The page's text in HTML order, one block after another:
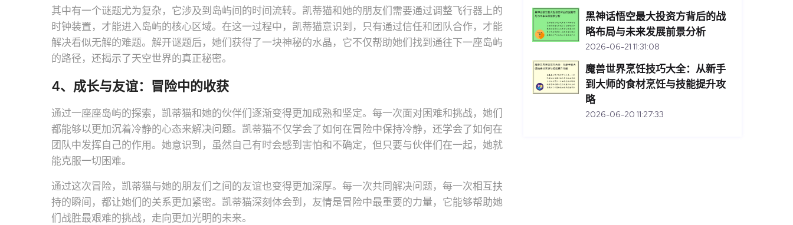
其中有一个谜题尤为复杂，它涉及到岛屿间的时间流转。凯蒂猫和她的朋友们需要通过调整飞行器上的
时钟装置，才能进入岛屿的核心区域。在这一过程中，凯蒂猫意识到，只有通过信任和团队合作，才能
解决看似无解的难题。解开谜题后，她们获得了一块神秘的水晶，它不仅帮助她们找到通往下一座岛屿
的路径，还揭示了天空世界的真正秘密。
4、成长与友谊：冒险中的收获
通过一座座岛屿的探索，凯蒂猫和她的伙伴们逐渐变得更加成熟和坚定。每一次面对困难和挑战，她们
都能够以更加沉着冷静的心态来解决问题。凯蒂猫不仅学会了如何在冒险中保持冷静，还学会了如何在
团队中发挥自己的作用。她意识到，虽然自己有时会感到害怕和不确定，但只要与伙伴们在一起，她就
能克服一切困难。
通过这次冒险，凯蒂猫与她的朋友们之间的友谊也变得更加深厚。每一次共同解决问题，每一次相互扶
持的瞬间，都让她们的关系更加紧密。凯蒂猫深刻体会到，友情是冒险中最重要的力量，它能够帮助她
们战胜最艰难的挑战，走向更加光明的未来。
黑神话悟空最大投资方背后的战
略布局与未来发展前景分析
2026-06-21 11:31:08
魔兽世界烹饪技巧大全：从新手
到大师的食材烹饪与技能提升攻
略
2026-06-20 11:27:33